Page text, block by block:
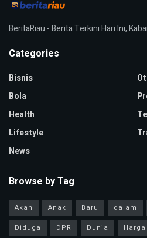
BeritaRiau - Berita Terkini Hari Ini,
Categories
Bisnis
Bola
Health
Lifestyle
News
Browse by Tag
Akan Anak Baru dalam
Diduga
DPR Dunia Harga